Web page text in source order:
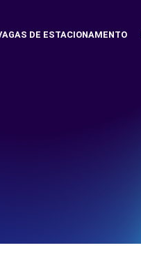
DE ESTACIONAMENTO